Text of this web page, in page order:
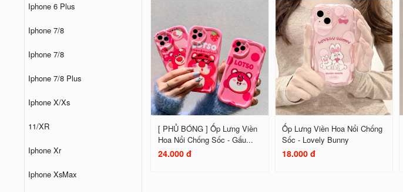
Iphone 6 Plus
Iphone 7/8
Iphone 7/8
Iphone 7/8 Plus
Iphone X/Xs
11/XR
Iphone Xr
Iphone XsMax
[ PHỦ BÓNG ] Ốp Lưng Viền
Hoa Nổi Chống Sốc - Gấu...
24.000 đ
Ốp Lưng Viền Hoa Nổi Chống
Sốc - Lovely Bunny
18.000 đ